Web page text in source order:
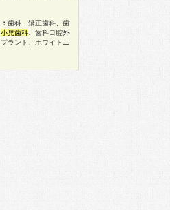
歯科、矯正歯科、歯
小児歯科 、歯科口腔外
ラント、ホワイトニ